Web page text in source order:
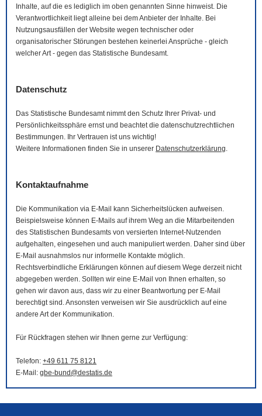
Inhalte, auf die es lediglich im oben genannten Sinne hinweist. Die
Verantwortlichkeit liegt alleine bei dem Anbieter der Inhalte. Bei
Nutzungsausfällen der Website wegen technischer oder
organisatorischer Störungen bestehen keinerlei Ansprüche - gleich
welcher Art - gegen das Statistische Bundesamt.
Datenschutz
Das Statistische Bundesamt nimmt den Schutz Ihrer Privat- und
Persönlichkeitssphäre ernst und beachtet die datenschutzrechtlichen
Bestimmungen. Ihr Vertrauen ist uns wichtig!
Weitere Informationen finden Sie in unserer Datenschutzerklärung.
Kontaktaufnahme
Die Kommunikation via E-Mail
kann Sicherheitslücken aufweisen.
Beispielsweise können E-Mails auf ihrem Weg an die Mitarbeitenden
des Statistischen Bundesamts von versierten Internet-Nutzenden
aufgehalten, eingesehen und auch manipuliert werden. Daher sind über
E-Mail ausnahmslos nur informelle Kontakte möglich.
Rechtsverbindliche Erklärungen können auf diesem Wege derzeit nicht
abgegeben werden. Sollten wir eine E-Mail von Ihnen erhalten, so
gehen wir davon aus, dass wir zu einer Beantwortung per E-Mail
berechtigt sind. Ansonsten verweisen wir Sie ausdrücklich auf eine
andere Art der Kommunikation.
Für Rückfragen stehen wir Ihnen gerne zur Verfügung:
Telefon: +49 611 75 8121
E-Mail : gbe-bund@destatis.de